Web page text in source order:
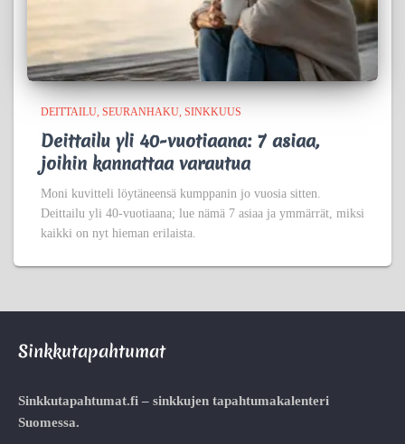
DEITTAILU SEURANHAKU SINKKUUS
Deittailu yli 40-vuotiaana: 7 asiaa,
joihin kannattaa varautua
Moni kuvitteli löytäneensä kumppanin jo vuosia sitten.
Deittailu yli 40-vuotiaana; lue nämä 7 asiaa ja ymmärrät, miksi
kaikki on nyt hieman erilaista.
Sinkkutapahtumat
Sinkkutapahtumat.fi – sinkkujen tapahtumakalenteri
Suomessa.